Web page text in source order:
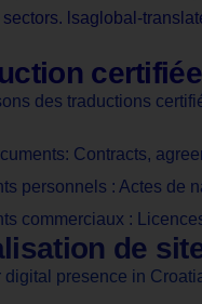
sectors. lsaglobal-
des traductions
Contracts,
personnels : Actes de
commerciaux :
de
digital presence in